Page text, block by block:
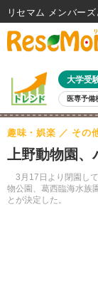
大学受
医専予備
親子で考える大学選び
共通テスト 夏休み
8月開催イベント・WS
自由研究教材（小学生向
上野動物園、
3月17日より閉園し
物公園、葛西臨海水族
とが決定した。
趣味・娯楽 その
リセマム メンバーズ